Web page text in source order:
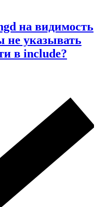
на видимость
не указывать
в include?